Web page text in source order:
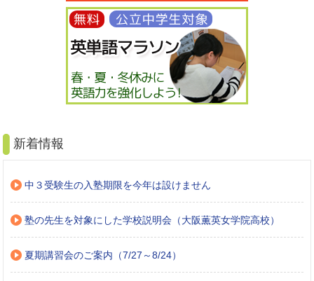
新着情報
中３受験生の入塾期限を今年は設けません
塾の先生を対象にした学校説明会（大阪薫英女学院高校）
夏期講習会のご案内（7/27～8/24）